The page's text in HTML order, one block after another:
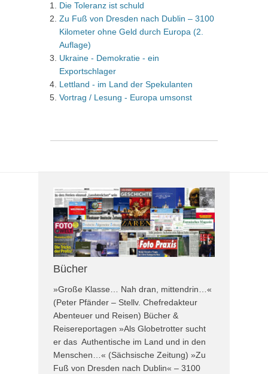
Die Toleranz ist schuld
Zu Fuß von Dresden nach Dublin – 3100
Kilometer ohne Geld durch Europa (2.
Auflage)
Ukraine - Demokratie - ein
Exportschlager
Lettland - im Land der Spekulanten
Vortrag / Lesung - Europa umsonst
Bücher
»Große Klasse… Nah dran, mittendrin…«
(Peter Pfänder – Stellv. Chefredakteur
Abenteuer und Reisen) Bücher &
Reisereportagen »Als Globetrotter sucht
er das Authentische im Land und in den
Menschen…« (Sächsische Zeitung) »Zu
Fuß von Dresden nach Dublin« – 3100